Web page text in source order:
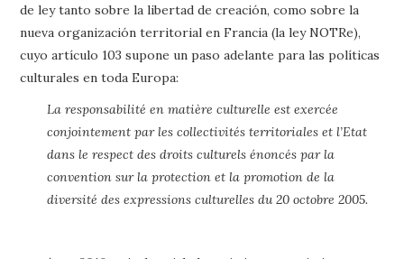
de ley tanto sobre la libertad de creación, como sobre la
nueva organización territorial en Francia (la ley NOTRe),
cuyo artículo 103 supone un paso adelante para las políticas
culturales en toda Europa:
La responsabilité en matière culturelle est exercée
conjointement par les collectivités territoriales et l’Etat
dans le respect des droits culturels énoncés par la
convention sur la protection et la promotion de la
diversité des expressions culturelles du 20 octobre 2005.